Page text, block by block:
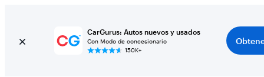
CarGurus: Autos nuevos y usados
Con Modo de concesionario
150K+